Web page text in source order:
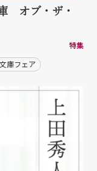
オブ・ザ・
特集
庫フェア